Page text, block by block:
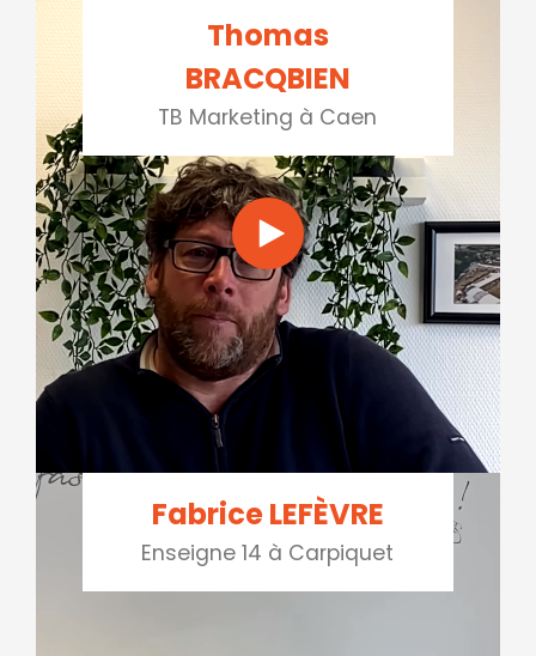
Thomas
BRACQBIEN
TB Marketing à Caen
Fabrice LEFÈVRE
Enseigne 14 à Carpiquet